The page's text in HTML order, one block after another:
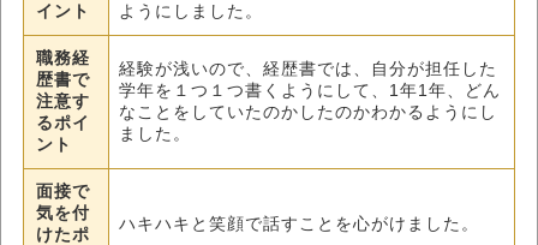
イント
ようにしました。
職務経
歴書で
注意す
るポイ
ント
経験が浅いので、経歴書では、自分が担任した
学年を１つ１つ書くようにして、1年1年、どん
なことをしていたのかしたのかわかるようにし
ました。
面接で
気を付
けたポ
ハキハキと笑顔で話すことを心がけました。